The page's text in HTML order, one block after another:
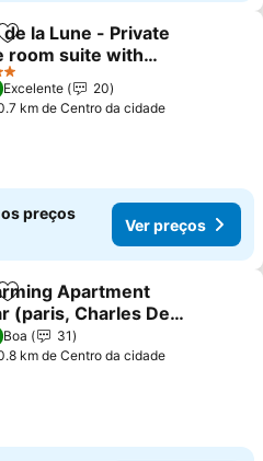
Adicionar aos favoritos
de la Lune - Private
room suite with
and view - Air
Double
- Sauna - King
Excelente
20
km de Centro da cidade
preços
Ver preços
Adicionar aos favoritos
Apartment
(paris, Charles De
Disney Airport)
Boa
31
km de Centro da cidade